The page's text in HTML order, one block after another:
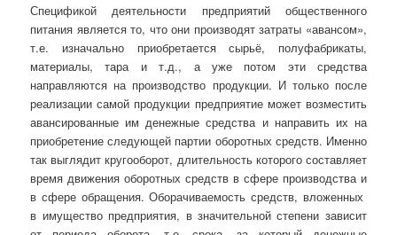
Спецификой деятельности предприятий общественного
питания является то, что они производят затраты «авансом»,
т.е. изначально приобретается сырьё, полуфабрикаты,
материалы, тара и т.д., а уже потом эти средства
направляются на производство продукции. И только после
реализации самой продукции предприятие может возместить
авансированные им денежные средства и направить их на
приобретение следующей партии оборотных средств. Именно
так выглядит кругооборот, длительность которого составляет
время движения оборотных средств в сфере производства и
в сфере обращения. Оборачиваемость средств, вложенных
в имущество предприятия, в значительной степени зависит